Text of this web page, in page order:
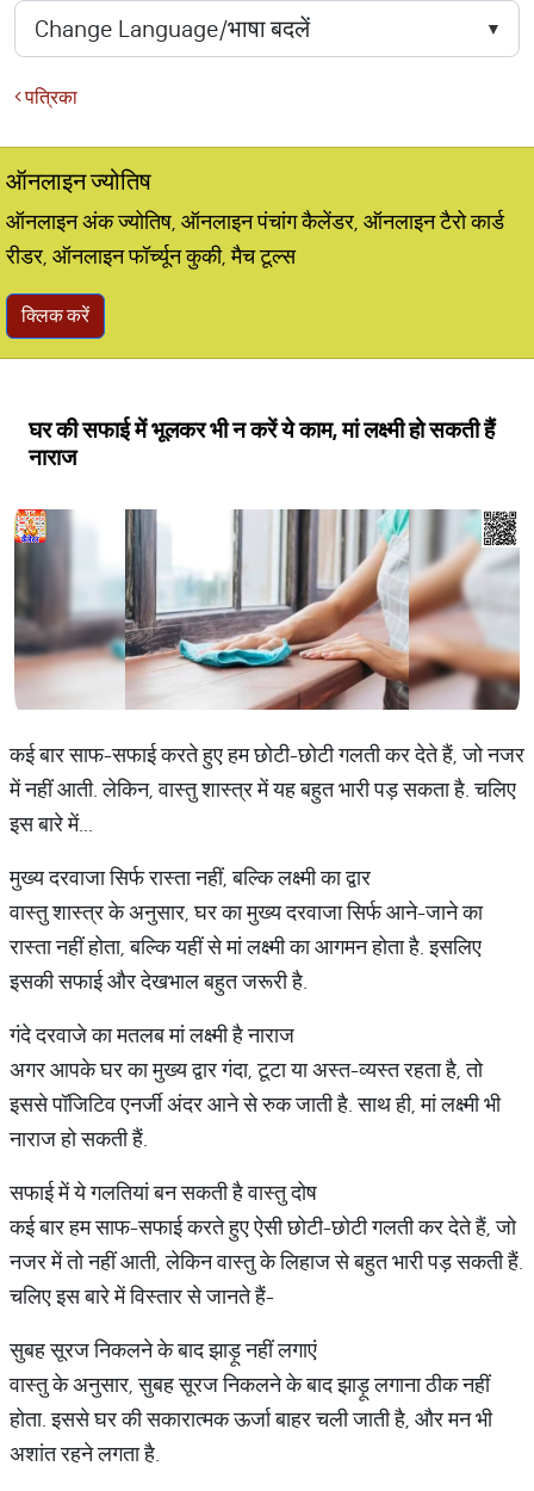
पत्रिका
ऑनलाइन ज्योतिष
ऑनलाइन अंक ज्योतिष, ऑनलाइन पंचांग कैलेंडर, ऑनलाइन टैरो कार्ड
रीडर, ऑनलाइन फॉर्च्यून कुकी, मैच टूल्स
क्लिक करें
घर की सफाई में भूलकर भी न करें ये काम, मां लक्ष्मी हो सकती हैं
नाराज
कई बार साफ-सफाई करते हुए हम छोटी-छोटी गलती कर देते हैं, जो नजर
में नहीं आती. लेकिन, वास्तु शास्त्र में यह बहुत भारी पड़ सकता है. चलिए
इस बारे में...
मुख्य दरवाजा सिर्फ रास्ता नहीं, बल्कि लक्ष्मी का द्वार
वास्तु शास्त्र के अनुसार, घर का मुख्य दरवाजा सिर्फ आने-जाने का
रास्ता नहीं होता, बल्कि यहीं से मां लक्ष्मी का आगमन होता है. इसलिए
इसकी सफाई और देखभाल बहुत जरूरी है.
गंदे दरवाजे का मतलब मां लक्ष्मी है नाराज
अगर आपके घर का मुख्य द्वार गंदा, टूटा या अस्त-व्यस्त रहता है, तो
इससे पॉजिटिव एनर्जी अंदर आने से रुक जाती है. साथ ही, मां लक्ष्मी भी
नाराज हो सकती हैं.
सफाई में ये गलतियां बन सकती है वास्तु दोष
कई बार हम साफ-सफाई करते हुए ऐसी छोटी-छोटी गलती कर देते हैं, जो
नजर में तो नहीं आती, लेकिन वास्तु के लिहाज से बहुत भारी पड़ सकती हैं.
चलिए इस बारे में विस्तार से जानते हैं-
सुबह सूरज निकलने के बाद झाड़ू नहीं लगाएं
वास्तु के अनुसार, सुबह सूरज निकलने के बाद झाड़ू लगाना ठीक नहीं
होता. इससे घर की सकारात्मक ऊर्जा बाहर चली जाती है, और मन भी
अशांत रहने लगता है.